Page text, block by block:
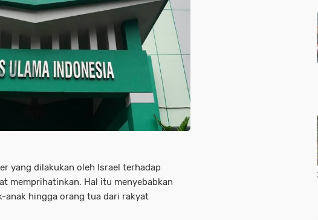
yang dilakukan oleh Israel terhadap
memprihatinkan. Hal itu menyebabkan
anak hingga orang tua dari rakyat